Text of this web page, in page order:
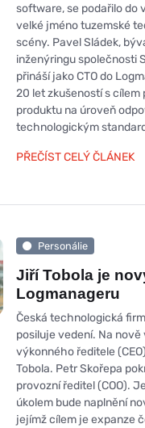
software, se podařilo do
velké jméno tuzemské
scény. Pavel Sládek,
inženýringu společnosti
přináší jako CTO do
20 let zkušeností s
produktu na úroveň
technologickým
PŘEČÍST CELÝ ČLÁNEK
Personálie
Jiří Tobola je
Logmanageru
Česká technologická
posiluje vedení. Na
výkonného ředitele
Tobola. Petr Skořepa
provozní ředitel (COO).
úkolem bude naplnění
jejímž cílem je expanze